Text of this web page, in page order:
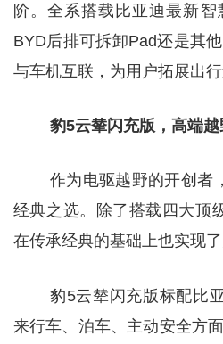
阶。全系搭载比亚迪最新
BYD后排可拆卸Pad还是其
与车机互联，为用户拓展出行
豹5云辇闪充版，高端
作为电驱越野的开创者
经典之选。除了搭载四大顶
在传承经典的基础上也实现了
豹5云辇闪充版标配比
来行车、泊车、主动安全方